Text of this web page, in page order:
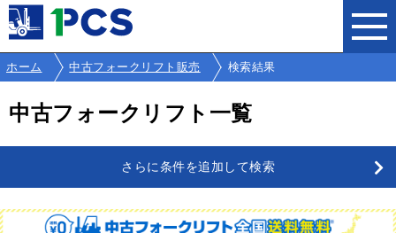
ホーム 中古フォークリフト販売 検索結果
中古フォークリフト一覧
さらに条件を追加して検索